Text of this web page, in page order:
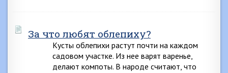
За что любят облепиху?
Кусты облепихи растут почти на каждом
садовом участке. Из нее варят варенье,
делают компоты. В народе считают, что